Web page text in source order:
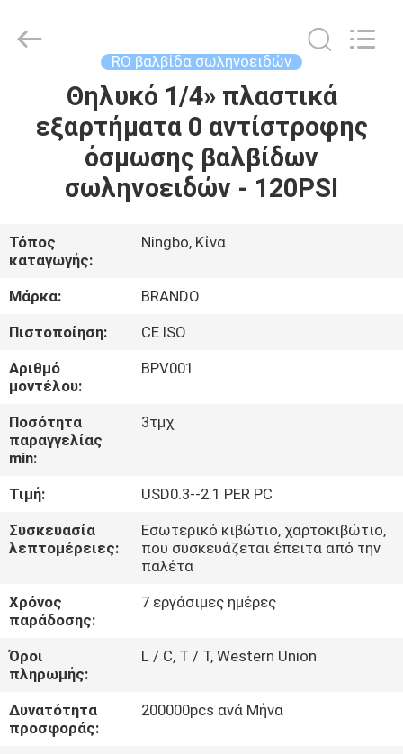
ΠΡΟΪΌΝΤΑ
ΜΕ
ΕΜΆΣ
ΕΠΙΣΚΈΨΕΙΣ
ΣΤΟ
ΕΡΓΟΣΤΆΣΙΟ
ΈΛΕΓΧΟΣ
ΠΟΙΌΤΗΤΑΣ
ΕΠΙΚΟΙΝΩΝΉΣΤΕ
ΜΑΖΊ
ΜΑΣ
ΖΗΤΉΣΤΕ
ΜΙΑ
ΠΡΟΣΦΟΡΆ
RO βαλβίδα σωληνοειδών
Θηλυκό 1/4» πλαστικά
εξαρτήματα 0 αντίστροφης
όσμωσης βαλβίδων
σωληνοειδών - 120PSI
Τόπος
καταγωγής:
Ningbo, Κίνα
Μάρκα:
BRANDO
Πιστοποίηση:
CE ISO
Αριθμό
μοντέλου:
BPV001
Ποσότητα
παραγγελίας
min:
3τμχ
Τιμή:
USD0.3--2.1 PER PC
Συσκευασία
λεπτομέρειες:
Εσωτερικό κιβώτιο, χαρτοκιβώτιο,
που συσκευάζεται έπειτα από την
παλέτα
Χρόνος
παράδοσης:
7 εργάσιμες ημέρες
Όροι
πληρωμής:
L / C, T / T, Western Union
Δυνατότητα
προσφοράς:
200000pcs ανά Μήνα